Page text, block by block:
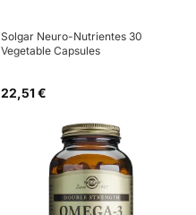
Solgar Neuro-Nutrientes 30
Vegetable Capsules
22,51 €